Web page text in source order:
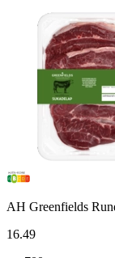
AH Greenfields
16.49